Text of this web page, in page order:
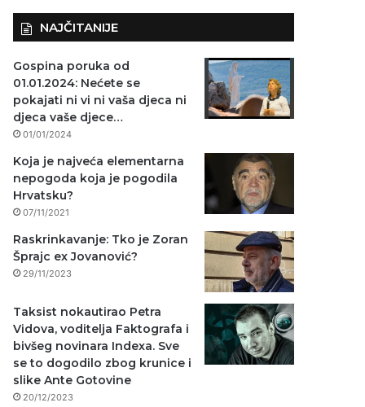
NAJČITANIJE
Gospina poruka od
01.01.2024: Nećete se
pokajati ni vi ni vaša djeca ni
djeca vaše djece…
01/01/2024
Koja je najveća elementarna
nepogoda koja je pogodila
Hrvatsku?
07/11/2021
Raskrinkavanje: Tko je Zoran
Šprajc ex Jovanović?
29/11/2023
Taksist nokautirao Petra
Vidova, voditelja Faktografa i
bivšeg novinara Indexa. Sve
se to dogodilo zbog krunice i
slike Ante Gotovine
20/12/2023